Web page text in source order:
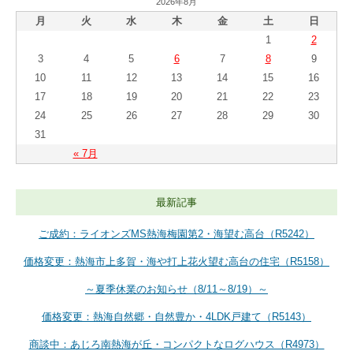
月 火 水 木 金 土 日
« 7月
1
2
3
4 5 6 7 8
9
10
11 12 13 14 15
16
17
18 19 20 21 22
23
24
25 26 27 28 29
30
31
最新記事
ご成約：ライオンズMS熱海梅園第2・海望む高台（R5242）
価格変更：熱海市上多賀・海や打上花火望む高台の住宅（R5158）
～夏季休業のお知らせ（8/11～8/19）～
価格変更：熱海自然郷・自然豊か・4LDK戸建て（R5143）
商談中：あじろ南熱海が丘・コンパクトなログハウス（R4973）